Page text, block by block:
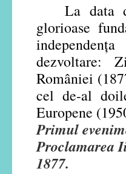
La data
glorioase
dezvoltare:
României
cel de-al
Europene
Primul
Proclamarea
1877.